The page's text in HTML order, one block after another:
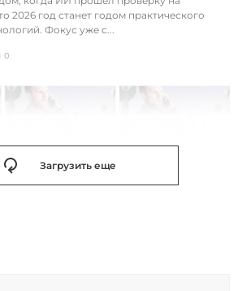
2026 год станет годом практического
Фокус уже с...
0
Загрузить еще